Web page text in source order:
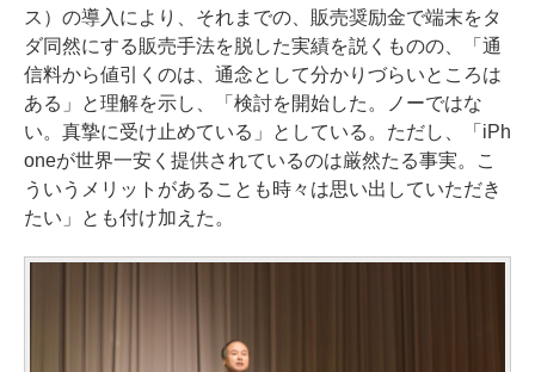
ス）の導入により、それまでの、販売奨励金で端末をタ
ダ同然にする販売手法を脱した実績を説くものの、「通
信料から値引くのは、通念として分かりづらいところは
ある」と理解を示し、「検討を開始した。ノーではな
い。真摯に受け止めている」としている。ただし、「iPh
oneが世界一安く提供されているのは厳然たる事実。こ
ういうメリットがあることも時々は思い出していただき
たい」とも付け加えた。